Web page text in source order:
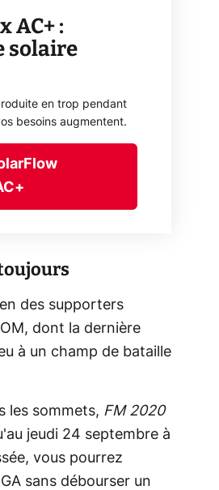
AC+ :
solaire
en trop pendant
besoins augmentent.
des supporters
dont la dernière
à un champ de bataille
les sommets, FM 2020
jeudi 24 septembre à
vous pourrez
sans débourser un